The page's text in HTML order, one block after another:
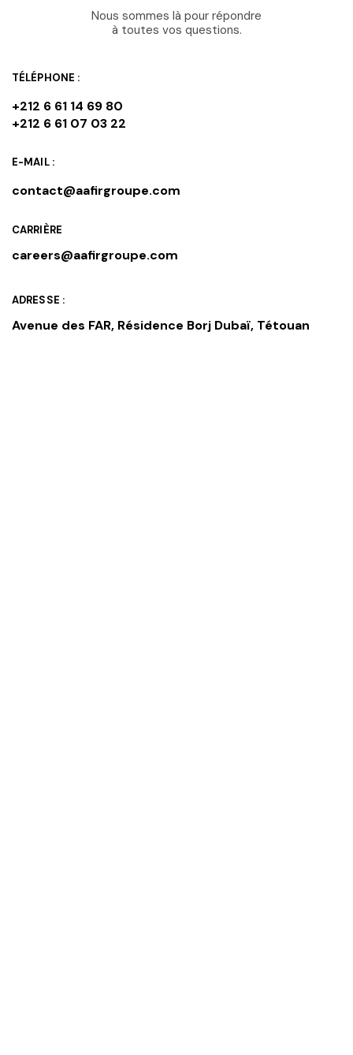
Nous sommes là pour répondre
à toutes vos questions.
TÉLÉPHONE :
+212 6 61 14 69 80
+212 6 61 07 03 22
E-MAIL :
contact@aafirgroupe.com
CARRIÈRE
careers@aafirgroupe.com
ADRESSE :
Avenue des FAR, Résidence Borj Dubaï, Tétouan